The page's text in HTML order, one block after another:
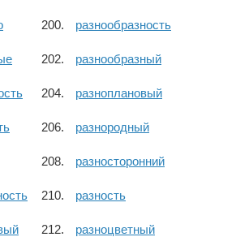
разнообразность
разнообразный
разноплановый
разнородный
разносторонний
разность
разноцветный